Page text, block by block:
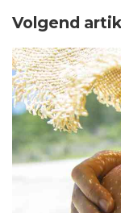
Volgend